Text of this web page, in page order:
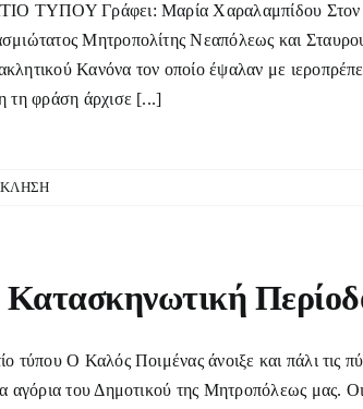
ΤΥΠΟΥ Γράφει: Μαρία Χαραλαμπίδου Στον
Μητροπολίτης Νεαπόλεως και
Κανόνα τον οποίο έψαλαν με
τη φράση άρχισε [...]
Κατασκηνωτική
τύπου Ο Καλός Ποιμένας άνοιξε και πάλι τις
αγόρια του Δημοτικού της Μητροπόλεως μας.